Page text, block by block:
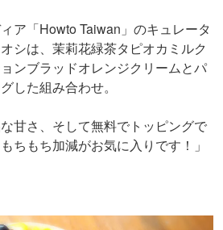
ア「Howto Taiwan」のキュレータ
シは、茉莉花緑茶タピオカミルク
ンブラッドオレンジクリームとパ
した組み合わせ。
甘さ、そして無料でトッピングで
ちもち加減がお気に入りです！」